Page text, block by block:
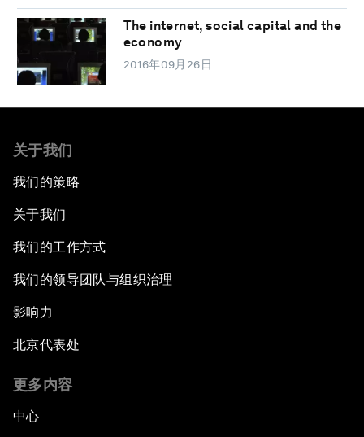
The internet, social capital and the
economy
2016年09月26日
关于我们
我们的策略
关于我们
我们的工作方式
我们的领导团队与组织治理
影响力
北京代表处
更多内容
中心